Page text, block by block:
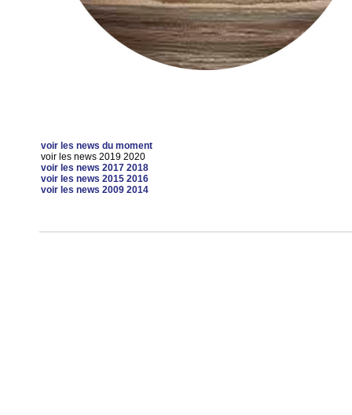
voir les news du moment
voir les news 2019 2020
voir les news 2017 2018
voir les news 2015 2016
voir les news 2009 2014